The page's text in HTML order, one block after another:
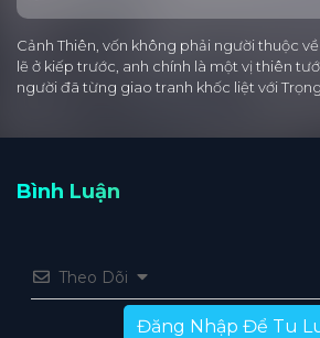
Cảnh Thiên, vốn không phải người thuộc
lẽ ở kiếp trước, anh chính là một vị thiên
người đã từng giao tranh khốc liệt với Trọng
Bình Luận
Theo Dõi
Đăng Nhập Để Tu